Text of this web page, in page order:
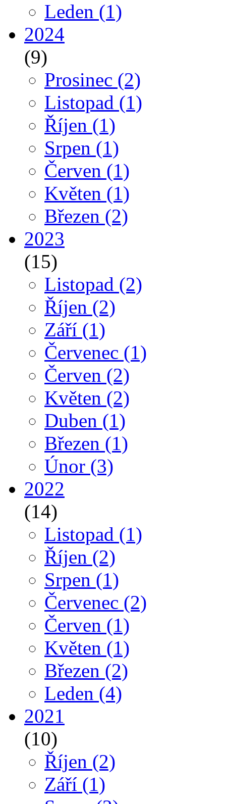
Leden (1)
2024
(9)
Prosinec (2)
Listopad (1)
Říjen (1)
Srpen (1)
Červen (1)
Květen (1)
Březen (2)
2023
(15)
Listopad (2)
Říjen (2)
Září (1)
Červenec (1)
Červen (2)
Květen (2)
Duben (1)
Březen (1)
Únor (3)
2022
(14)
Listopad (1)
Říjen (2)
Srpen (1)
Červenec (2)
Červen (1)
Květen (1)
Březen (2)
Leden (4)
2021
(10)
Říjen (2)
Září (1)